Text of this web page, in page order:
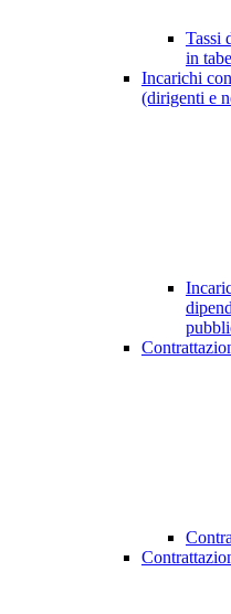
Tassi
in
Incarichi
(dirigenti e